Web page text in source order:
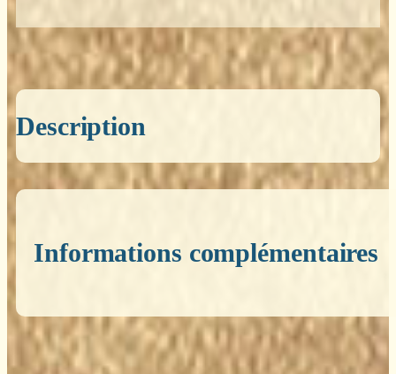
Description
Informations complémentaires